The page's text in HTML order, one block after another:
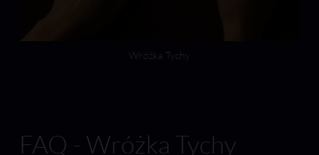
Wróżka Tychy
FAQ - Wróżka Tychy